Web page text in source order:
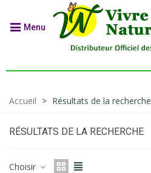
Menu
Accueil > Résultats de la recherche
RÉSULTATS DE LA RECHERCHE
Choisir